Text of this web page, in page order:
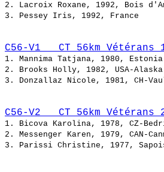
2. Lacroix Roxane, 1992,
3. Pessey Iris,
C56-V1   CT 56km
1. Mannima Tatjana,
2. Brooks Holly, 1982,
3. Donzallaz Nicole,
C56-V2   CT 56km
1. Bicova Karolina, 1978, CZ-
2. Messenger Karen,
3. Parissi